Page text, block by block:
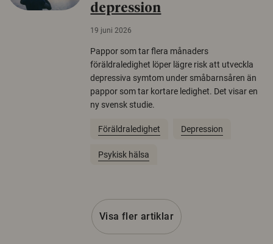
depression
19 juni 2026
Pappor som tar flera månaders
föräldraledighet löper lägre risk att utveckla
depressiva symtom under småbarnsåren än
pappor som tar kortare ledighet. Det visar en
ny svensk studie.
Föräldraledighet Depression
Psykisk hälsa
Visa fler artiklar